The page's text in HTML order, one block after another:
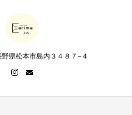
県松本市島内３４８７−４